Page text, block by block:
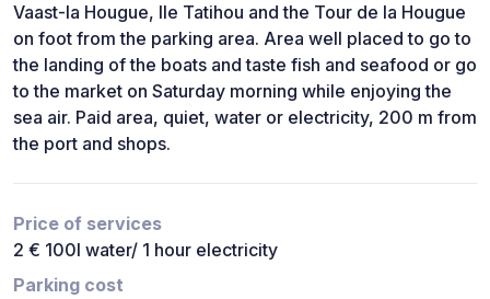
Vaast-la Hougue, Ile Tatihou and the Tour de la Hougue
on foot from the parking area. Area well placed to go to
the landing of the boats and taste fish and seafood or go
to the market on Saturday morning while enjoying the
sea air. Paid area, quiet, water or electricity, 200 m from
the port and shops.
Price of services
2 € 100l water/ 1 hour electricity
Parking cost